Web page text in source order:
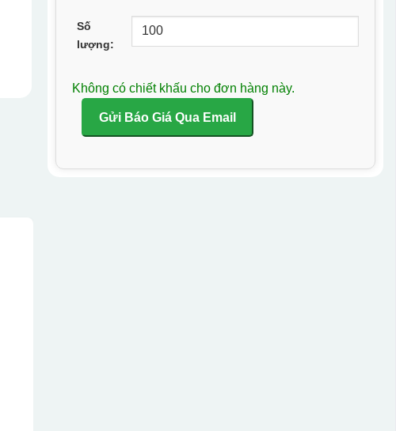
Số
lượng:
Không có chiết khấu cho đơn hàng này.
Gửi Báo Giá Qua Email